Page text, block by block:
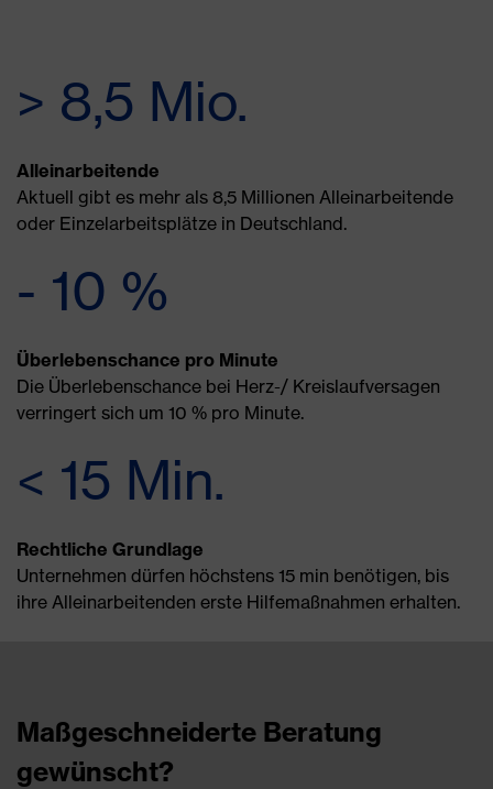
> 8,5 Mio.
Alleinarbeitende
Aktuell gibt es mehr als 8,5 Millionen Alleinarbeitende
oder Einzelarbeitsplätze in Deutschland.
- 10 %
Überlebenschance pro Minute
Die Überlebenschance bei Herz-/ Kreislaufversagen
verringert sich um 10 % pro Minute.
< 15 Min.
Rechtliche Grundlage
Unternehmen dürfen höchstens 15 min benötigen, bis
ihre Alleinarbeitenden erste Hilfemaßnahmen erhalten.
Maßgeschneiderte Beratung
gewünscht?